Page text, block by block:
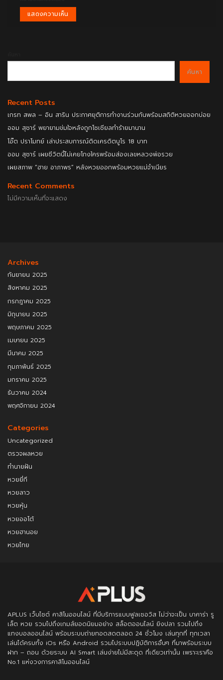
ค้นหา
Recent Posts
เกรท สพล – อิน สาริน ประกาศยุติการทำงานร่วมกันพร้อมสถิติหวยออกบ่อย
ออม สุชาร์ พยายามข่มใจหลังถูกโซเชียลทำร้ายมานาน
โอ๊ต ปราโมทย์ เล่าประสบการณ์ติดเครดิตบูโร 18 บาท
ออม สุชาร์ เผยชีวิตนี้ไม่เคยโกงใครพร้อมส่องเลขหลวงพ่อรวย
เผยสภาพ “ฮาย อาภาพร” หลังหวยออกพร้อมหวยแม่จำเนียร
Recent Comments
ไม่มีความเห็นที่จะแสดง
Archives
กันยายน 2025
สิงหาคม 2025
กรกฎาคม 2025
มิถุนายน 2025
พฤษภาคม 2025
เมษายน 2025
มีนาคม 2025
กุมภาพันธ์ 2025
มกราคม 2025
ธันวาคม 2024
พฤศจิกายน 2024
Categories
Uncategorized
ตรวจผลหวย
ทำนายฝัน
หวยยี่กี
หวยลาว
หวยหุ้น
หวยออโต้
หวยฮานอย
หวยไทย
APLUS เว็บไซต์ คาสิโนออนไลน์ ที่มีบริการแบบฟูลเซอวิส ไม่ว่าจะเป็น บาคาร่า รู
เล็ต หวย รวมไปถึงเกมส์ยอดนิยมอย่าง สล็อตออนไลน์ ยิงปลา รวมไปถึง
แทงบอลออนไลน์ พร้อมระบบถ่ายทอดสดตลอด 24 ชั่วโมง เล่นทุกที่ ทุกเวลา
เล่นได้ครบทั้ง iOs หรือ Android รวมไประบบปฏิบัติการอื่นๆ ที่มาพร้อมระบบ
ฝาก – ถอน ด้วยระบบ AI Smart เล่นง่ายไม่มีสะดุด ที่เดียวเท่านั้น เพราะเราคือ
No.1 แห่งวงการคาสิโนออนไลน์